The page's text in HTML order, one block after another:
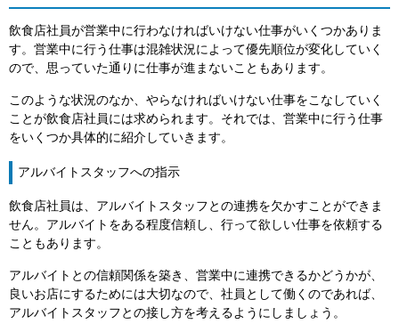
飲食店社員が営業中に行わなければいけない仕事がいくつかありま
す。営業中に行う仕事は混雑状況によって優先順位が変化していく
ので、思っていた通りに仕事が進まないこともあります。
このような状況のなか、やらなければいけない仕事をこなしていく
ことが飲食店社員には求められます。それでは、営業中に行う仕事
をいくつか具体的に紹介していきます。
アルバイトスタッフへの指示
飲食店社員は、アルバイトスタッフとの連携を欠かすことができま
せん。アルバイトをある程度信頼し、行って欲しい仕事を依頼する
こともあります。
アルバイトとの信頼関係を築き、営業中に連携できるかどうかが、
良いお店にするためには大切なので、社員として働くのであれば、
アルバイトスタッフとの接し方を考えるようにしましょう。